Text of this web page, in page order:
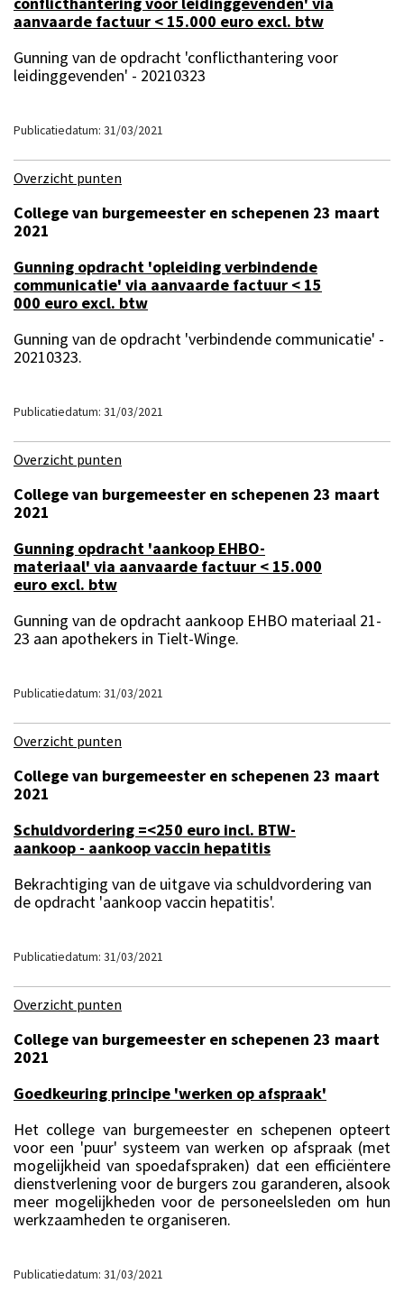
aanvaarde factuur < 15.000 euro excl. btw
Gunning van de opdracht 'conflicthantering voor
leidinggevenden' - 20210323
Publicatiedatum: 31/03/2021
Overzicht punten
College van burgemeester en schepenen 23 maart
2021
Gunning opdracht 'opleiding verbindende
communicatie' via aanvaarde factuur < 15
000 euro excl. btw
Gunning van de opdracht 'verbindende communicatie' -
20210323.
Publicatiedatum: 31/03/2021
Overzicht punten
College van burgemeester en schepenen 23 maart
2021
Gunning opdracht 'aankoop EHBO-
materiaal' via aanvaarde factuur < 15.000
euro excl. btw
Gunning van de opdracht aankoop EHBO materiaal 21-
23 aan apothekers in Tielt-Winge.
Publicatiedatum: 31/03/2021
Overzicht punten
College van burgemeester en schepenen 23 maart
2021
Schuldvordering =<250 euro incl. BTW-
aankoop - aankoop vaccin hepatitis
Bekrachtiging van de uitgave via schuldvordering van
de opdracht 'aankoop vaccin hepatitis'.
Publicatiedatum: 31/03/2021
Overzicht punten
College van burgemeester en schepenen 23 maart
2021
Goedkeuring principe 'werken op afspraak'
Het college van burgemeester en schepenen opteert
voor een 'puur' systeem van werken op afspraak (met
mogelijkheid van spoedafspraken) dat een efficiëntere
dienstverlening voor de burgers zou garanderen, alsook
meer mogelijkheden voor de personeelsleden om hun
werkzaamheden te organiseren.
Publicatiedatum: 31/03/2021